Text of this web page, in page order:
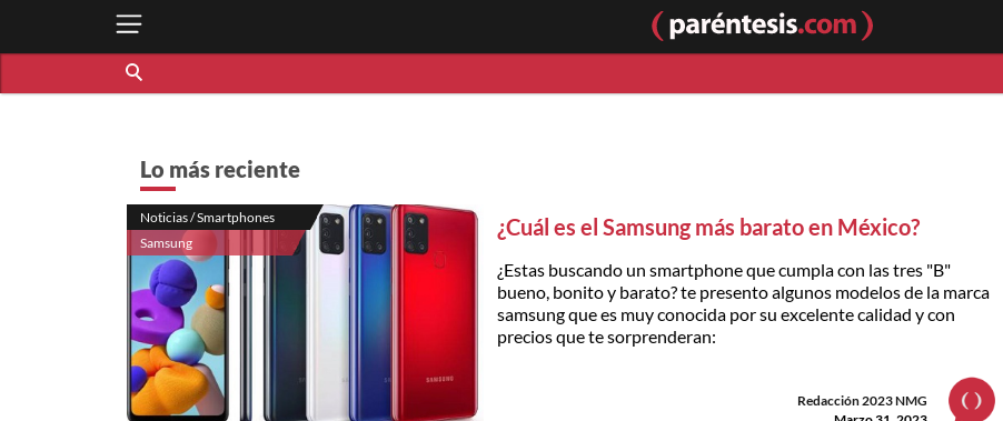
Lo más reciente
Noticias / Smartphones
Samsung
¿Cuál es el Samsung más barato en México?
¿Estas buscando un smartphone que cumpla con las tres "B"
bueno, bonito y barato? te presento algunos modelos de la marca
samsung que es muy conocida por su excelente calidad y con
precios que te sorprenderan:
Redacción 2023 NMG